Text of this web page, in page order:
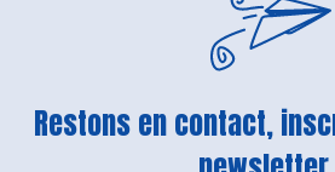
Restons en contact,